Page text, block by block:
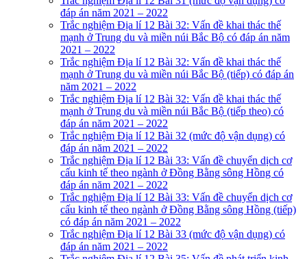
đáp án năm 2021 – 2022
Trắc nghiệm Địa lí 12 Bài 32: Vấn đề khai thác thế
mạnh ở Trung du và miền núi Bắc Bộ có đáp án năm
2021 – 2022
Trắc nghiệm Địa lí 12 Bài 32: Vấn đề khai thác thế
mạnh ở Trung du và miền núi Bắc Bộ (tiếp) có đáp án
năm 2021 – 2022
Trắc nghiệm Địa lí 12 Bài 32: Vấn đề khai thác thế
mạnh ở Trung du và miền núi Bắc Bộ (tiếp theo) có
đáp án năm 2021 – 2022
Trắc nghiệm Địa lí 12 Bài 32 (mức độ vận dụng) có
đáp án năm 2021 – 2022
Trắc nghiệm Địa lí 12 Bài 33: Vấn đề chuyển dịch cơ
cấu kinh tế theo ngành ở Đồng Bằng sông Hồng có
đáp án năm 2021 – 2022
Trắc nghiệm Địa lí 12 Bài 33: Vấn đề chuyển dịch cơ
cấu kinh tế theo ngành ở Đồng Bằng sông Hồng (tiếp)
có đáp án năm 2021 – 2022
Trắc nghiệm Địa lí 12 Bài 33 (mức độ vận dụng) có
đáp án năm 2021 – 2022